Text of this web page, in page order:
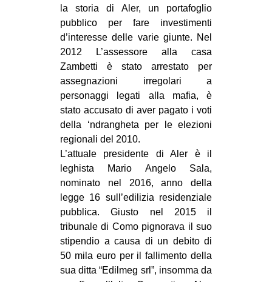
la storia di Aler, un portafoglio
pubblico per fare investimenti
d’interesse delle varie giunte. Nel
2012 L’assessore alla casa
Zambetti è stato arrestato per
assegnazioni irregolari a
personaggi legati alla mafia, è
stato accusato di aver pagato i voti
della ‘ndrangheta per le elezioni
regionali del 2010.
L’attuale presidente di Aler è il
leghista Mario Angelo Sala,
nominato nel 2016, anno della
legge 16 sull’edilizia residenziale
pubblica. Giusto nel 2015 il
tribunale di Como pignorava il suo
stipendio a causa di un debito di
50 mila euro per il fallimento della
sua ditta “Edilmeg srl”, insomma da